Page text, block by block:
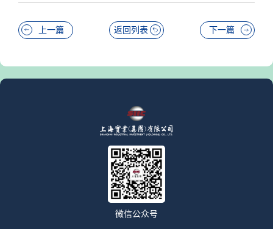
上一篇 返回列表 下一篇
微信公众号